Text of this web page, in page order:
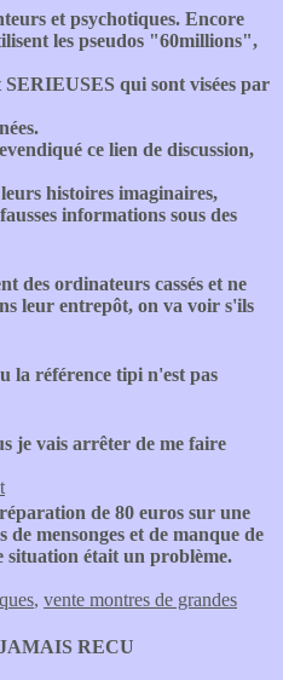
et psychotiques. Encore
les pseudos "60millions",
qui sont visées par
ce lien de discussion,
histoires imaginaires,
informations sous des
des ordinateurs cassés et ne
leur entrepôt, on va voir s'ils
la référence tipi n'est pas
je vais arrêter de me faire
de 80 euros sur une
mensonges et de manque de
situation était un problème.
, vente montres de grandes
RECU